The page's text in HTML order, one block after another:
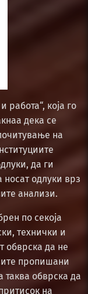
работа“, која го
дека се
на
да ги
носат одлуки врз
анализи.
по секоја
технички и
обврска да не
пропишани
обврска да
на